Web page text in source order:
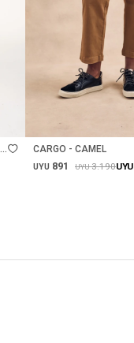
CARGO - CAMEL
UYU 891 UYU3.190UYU